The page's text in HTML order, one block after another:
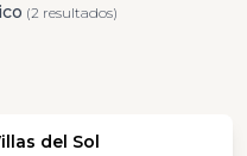
(2 resultados)
del Sol